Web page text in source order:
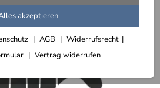
akzeptieren
AGB
Widerrufsrecht
Vertrag widerrufen